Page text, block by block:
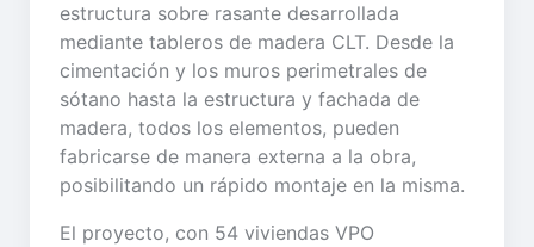
estructura sobre rasante desarrollada
mediante tableros de madera CLT. Desde la
cimentación y los muros perimetrales de
sótano hasta la estructura y fachada de
madera, todos los elementos, pueden
fabricarse de manera externa a la obra,
posibilitando un rápido montaje en la misma.
El proyecto, con 54 viviendas VPO